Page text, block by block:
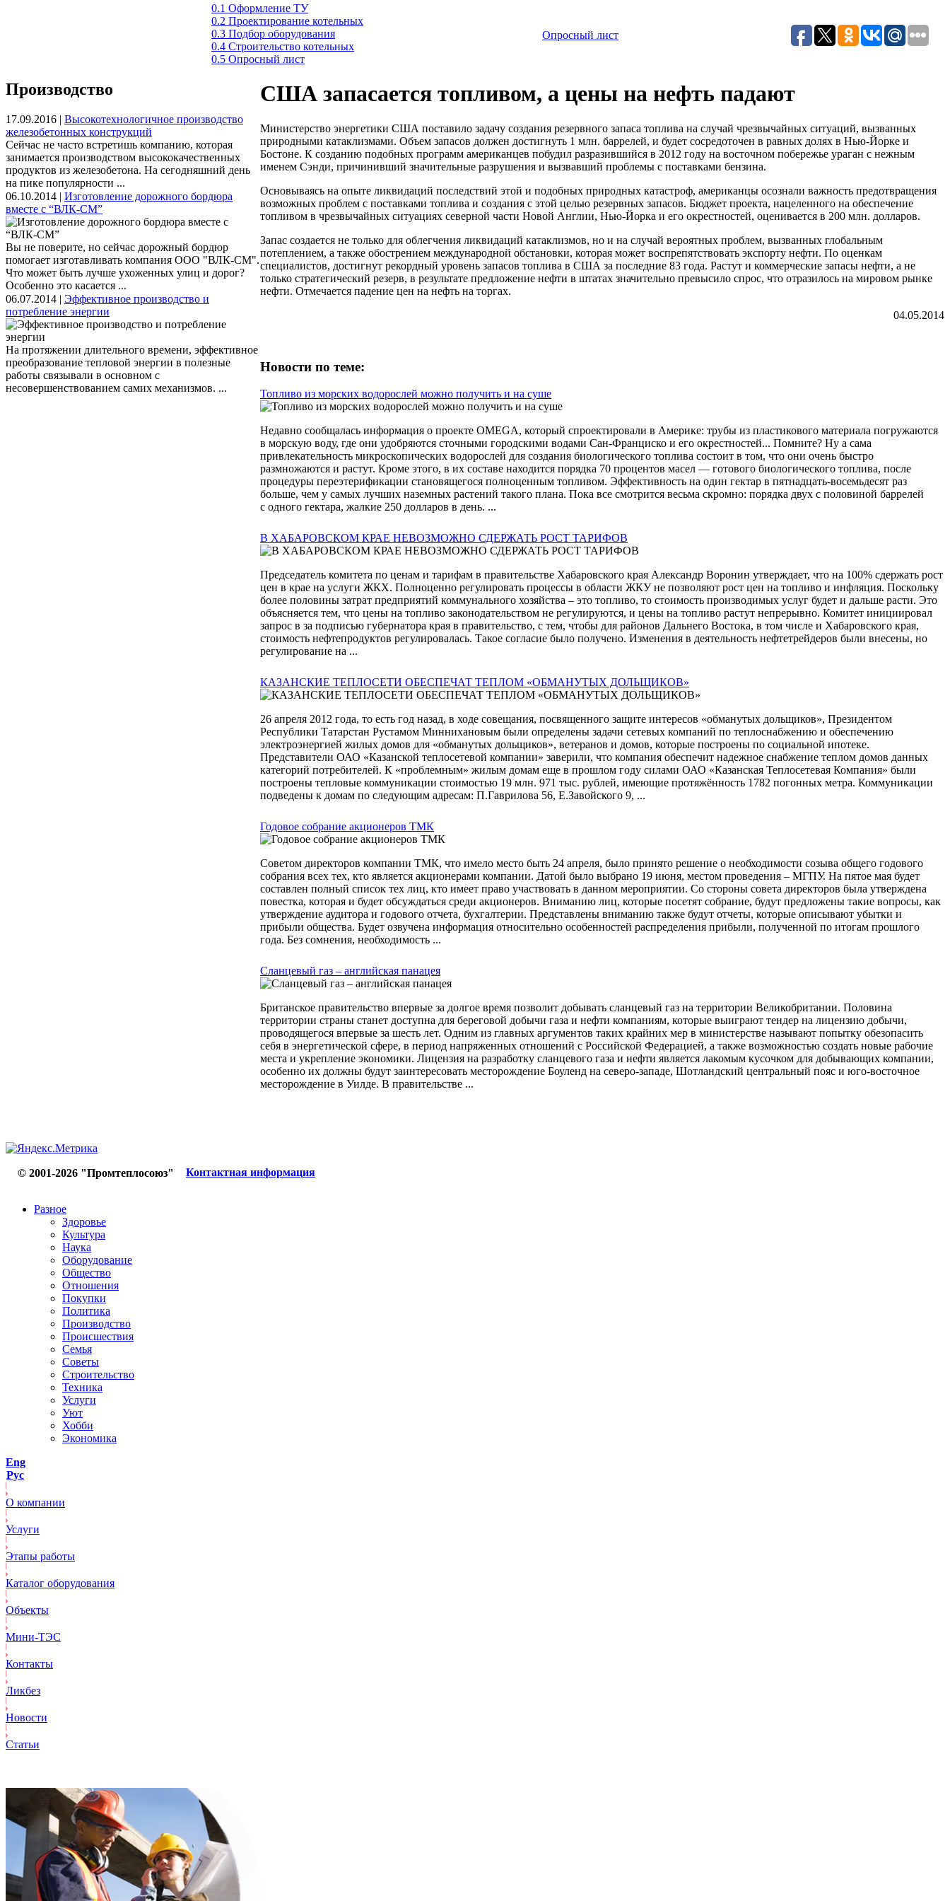
0.1 Оформление ТУ
0.2 Проектирование котельных
0.3 Подбор оборудования
0.4 Строительство котельных
0.5 Опросный лист
Опросный лист
Производство
17.09.2016 | Высокотехнологичное производство
железобетонных конструкций
Сейчас не часто встретишь компанию, которая
занимается производством высококачественных
продуктов из железобетона. На сегодняшний день
на пике популярности ...
06.10.2014 | Изготовление дорожного бордюра
вместе с “ВЛК-СМ”
Вы не поверите, но сейчас дорожный бордюр
помогает изготавливать компания ООО "ВЛК-СМ".
Что может быть лучше ухоженных улиц и дорог?
Особенно это касается ...
06.07.2014 | Эффективное производство и
потребление энергии
На протяжении длительного времени, эффективное
преобразование тепловой энергии в полезные
работы связывали в основном с
несовершенствованием самих механизмов. ...
США запасается топливом, а цены на нефть падают
Министерство энергетики США поставило задачу создания резервного запаса топлива на случай чрезвычайных ситуаций, вызванных
природными катаклизмами. Объем запасов должен достигнуть 1 млн. баррелей, и будет сосредоточен в равных долях в Нью-Йорке и
Бостоне. К созданию подобных программ американцев побудил разразившийся в 2012 году на восточном побережье ураган с нежным
именем Сэнди, причинивший значительные разрушения и вызвавший проблемы с поставками бензина.
Основываясь на опыте ликвидаций последствий этой и подобных природных катастроф, американцы осознали важность предотвращения
возможных проблем с поставками топлива и создания с этой целью резервных запасов. Бюджет проекта, нацеленного на обеспечение
топливом в чрезвычайных ситуациях северной части Новой Англии, Нью-Йорка и его окрестностей, оценивается в 200 млн. долларов.
Запас создается не только для облегчения ликвидаций катаклизмов, но и на случай вероятных проблем, вызванных глобальным
потеплением, а также обострением международной обстановки, которая может воспрепятствовать экспорту нефти. По оценкам
специалистов, достигнут рекордный уровень запасов топлива в США за последние 83 года. Растут и коммерческие запасы нефти, а не
только стратегический резерв, в результате предложение нефти в штатах значительно превысило спрос, что отразилось на мировом рынке
нефти. Отмечается падение цен на нефть на торгах.
04.05.2014
Новости по теме:
Топливо из морских водорослей можно получить и на суше
Недавно сообщалась информация о проекте OMEGA, который спроектировали в Америке: трубы из пластикового материала погружаются
в морскую воду, где они удобряются сточными городскими водами Сан-Франциско и его окрестностей... Помните? Ну а сама
привлекательность микроскопических водорослей для создания биологического топлива состоит в том, что они очень быстро
размножаются и растут. Кроме этого, в их составе находится порядка 70 процентов масел — готового биологического топлива, после
процедуры переэтерификации становящегося полноценным топливом. Эффективность на один гектар в пятнадцать-восемьдесят раз
больше, чем у самых лучших наземных растений такого плана. Пока все смотрится весьма скромно: порядка двух с половиной баррелей
с одного гектара, жалкие 250 долларов в день. ...
В ХАБАРОВСКОМ КРАЕ НЕВОЗМОЖНО СДЕРЖАТЬ РОСТ ТАРИФОВ
Председатель комитета по ценам и тарифам в правительстве Хабаровского края Александр Воронин утверждает, что на 100% сдержать рост
цен в крае на услуги ЖКХ. Полноценно регулировать процессы в области ЖКУ не позволяют рост цен на топливо и инфляция. Поскольку
более половины затрат предприятий коммунального хозяйства – это топливо, то стоимость производимых услуг будет и дальше расти. Это
объясняется тем, что цены на топливо законодательством не регулируются, и цены на топливо растут непрерывно. Комитет инициировал
запрос в за подписью губернатора края в правительство, с тем, чтобы для районов Дальнего Востока, в том числе и Хабаровского края,
стоимость нефтепродуктов регулировалась. Такое согласие было получено. Изменения в деятельность нефтетрейдеров были внесены, но
регулирование на ...
КАЗАНСКИЕ ТЕПЛОСЕТИ ОБЕСПЕЧАТ ТЕПЛОМ «ОБМАНУТЫХ ДОЛЬЩИКОВ»
26 апреля 2012 года, то есть год назад, в ходе совещания, посвященного защите интересов «обманутых дольщиков», Президентом
Республики Татарстан Рустамом Миннихановым были определены задачи сетевых компаний по теплоснабжению и обеспечению
электроэнергией жилых домов для «обманутых дольщиков», ветеранов и домов, которые построены по социальной ипотеке.
Представители ОАО «Казанской теплосетевой компании» заверили, что компания обеспечит надежное снабжение теплом домов данных
категорий потребителей. К «проблемным» жилым домам еще в прошлом году силами ОАО «Казанская Теплосетевая Компания» были
построены тепловые коммуникации стоимостью 19 млн. 971 тыс. рублей, имеющие протяжённость 1782 погонных метра. Коммуникации
подведены к домам по следующим адресам: П.Гаврилова 56, Е.Завойского 9, ...
Годовое собрание акционеров ТМК
Советом директоров компании ТМК, что имело место быть 24 апреля, было принято решение о необходимости созыва общего годового
собрания всех тех, кто является акционерами компании. Датой было выбрано 19 июня, местом проведения – МГПУ. На пятое мая будет
составлен полный список тех лиц, кто имеет право участвовать в данном мероприятии. Со стороны совета директоров была утверждена
повестка, которая и будет обсуждаться среди акционеров. Вниманию лиц, которые посетят собрание, будут предложены такие вопросы, как
утверждение аудитора и годового отчета, бухгалтерии. Представлены вниманию также будут отчеты, которые описывают убытки и
прибыли общества. Будет озвучена информация относительно особенностей распределения прибыли, полученной по итогам прошлого
года. Без сомнения, необходимость ...
Сланцевый газ – английская панацея
Британское правительство впервые за долгое время позволит добывать сланцевый газ на территории Великобритании. Половина
территории страны станет доступна для береговой добычи газа и нефти компаниям, которые выиграют тендер на лицензию добычи,
проводящегося впервые за шесть лет. Одним из главных аргументов таких крайних мер в министерстве называют попытку обезопасить
себя в энергетической сфере, в период напряженных отношений с Российской Федерацией, а также возможностью создать новые рабочие
места и укрепление экономики. Лицензия на разработку сланцевого газа и нефти является лакомым кусочком для добывающих компании,
особенно их должны будут заинтересовать месторождение Боуленд на северо-западе, Шотландский центральный пояс и юго-восточное
месторождение в Уилде. В правительстве ...
© 2001-2026 "Промтеплосоюз" Контактная информация
Разное
Здоровье
Культура
Наука
Оборудование
Общество
Отношения
Покупки
Политика
Производство
Происшествия
Семья
Советы
Строительство
Техника
Услуги
Уют
Хобби
Экономика
Eng
Рус
О компании
Услуги
Этапы работы
Каталог оборудования
Объекты
Mини-ТЭС
Контакты
Ликбез
Новости
Статьи